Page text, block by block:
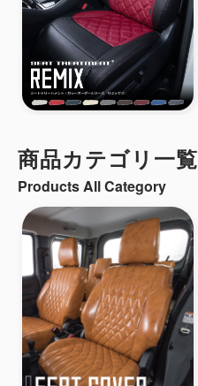
商品カテゴリ一覧
Products All Category